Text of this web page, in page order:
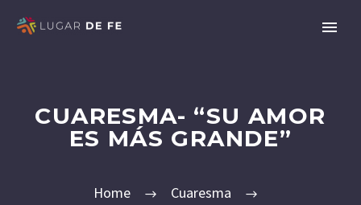
CUARESMA- “SU AMOR
ES MÁS GRANDE”
Home
Cuaresma